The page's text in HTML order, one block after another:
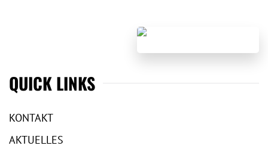
QUICK LINKS
KONTAKT
AKTUELLES